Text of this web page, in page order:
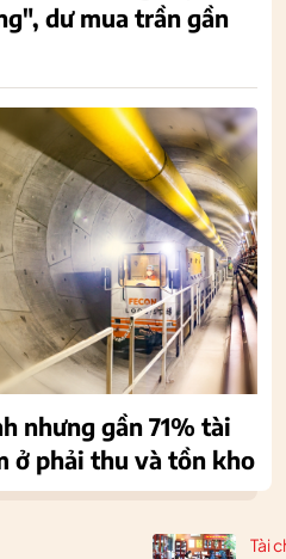
Tài
dư mua trần gần
nhưng gần 71% tài
ở phải thu và tồn kho